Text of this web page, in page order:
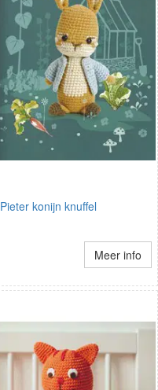
Pieter konijn knuffel
Meer info